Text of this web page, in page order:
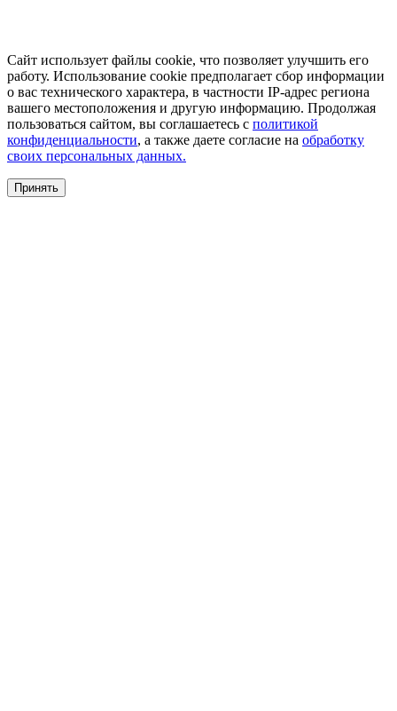
Сайт использует файлы cookie, что позволяет улучшить его
работу. Использование cookie предполагает сбор информации
о вас технического характера, в частности IP-адрес региона
вашего местоположения и другую информацию. Продолжая
пользоваться сайтом, вы соглашаетесь с политикой
конфиденциальности, а также даете согласие на обработку
своих персональных данных.
Принять